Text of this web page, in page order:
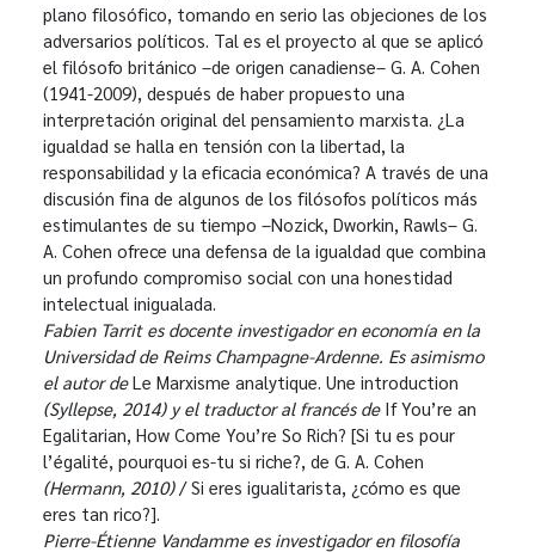
plano filosófico, tomando en serio las objeciones de los
adversarios políticos. Tal es el proyecto al que se aplicó
el filósofo británico –de origen canadiense– G. A. Cohen
(1941-2009), después de haber propuesto una
interpretación original del pensamiento marxista. ¿La
igualdad se halla en tensión con la libertad, la
responsabilidad y la eficacia económica? A través de una
discusión fina de algunos de los filósofos políticos más
estimulantes de su tiempo –Nozick, Dworkin, Rawls– G.
A. Cohen ofrece una defensa de la igualdad que combina
un profundo compromiso social con una honestidad
intelectual inigualada.
Fabien Tarrit es docente investigador en economía en la
Universidad de Reims Champagne-Ardenne. Es asimismo
el autor deLe Marxisme analytique. Une introduction
(Syllepse, 2014) y el traductor al francés de If You’re an
Egalitarian, How Come You’re So Rich? [Si tu es pour
l’égalité, pourquoi es-tu si riche?, de G. A. Cohen
(Hermann, 2010)/ Si eres igualitarista, ¿cómo es que
eres tan rico?].
Pierre-Étienne Vandamme es investigador en filosofía